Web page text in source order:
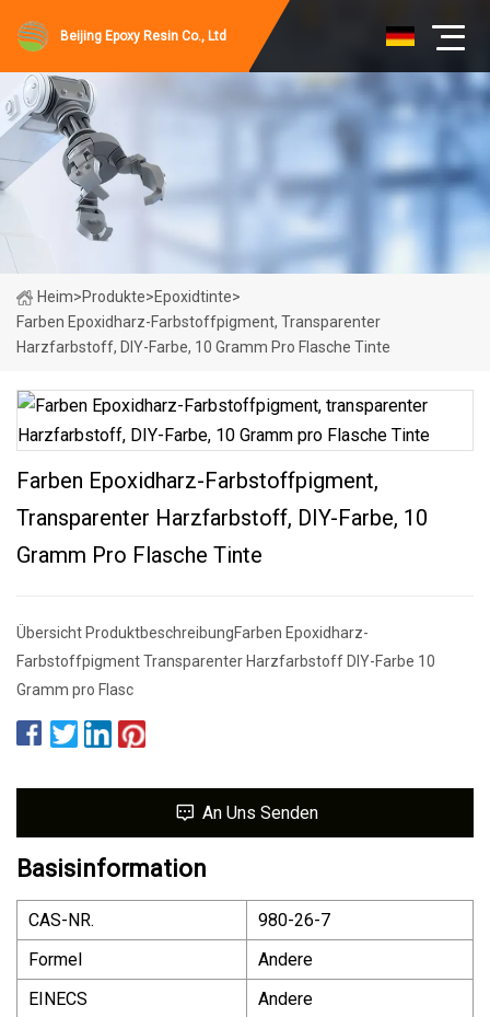
Beijing Epoxy Resin Co., Ltd
Heim>Produkte>Epoxidtinte>
Farben Epoxidharz-Farbstoffpigment, Transparenter
Harzfarbstoff, DIY-Farbe, 10 Gramm Pro Flasche Tinte
Farben Epoxidharz-Farbstoffpigment,
Transparenter Harzfarbstoff, DIY-Farbe, 10
Gramm Pro Flasche Tinte
Übersicht ProduktbeschreibungFarben Epoxidharz-
Farbstoffpigment Transparenter Harzfarbstoff DIY-Farbe 10
Gramm pro Flasc
An Uns Senden
Basisinformation
CAS-NR.
980-26-7
Formel
Andere
EINECS
Andere